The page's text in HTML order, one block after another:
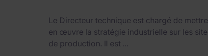
Le Directeur technique est chargé de mettre
en œuvre la stratégie industrielle sur les
de production. Il est ...